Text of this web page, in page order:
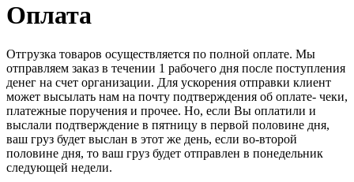
Оплата
Отгрузка товаров осуществляется по полной оплате. Мы
отправляем заказ в течении 1 рабочего дня после поступления
денег на счет организации. Для ускорения отправки клиент
может высылать нам на почту подтверждения об оплате- чеки,
платежные поручения и прочее. Но, если Вы оплатили и
выслали подтверждение в пятницу в первой половине дня,
ваш груз будет выслан в этот же день, если во-второй
половине дня, то ваш груз будет отправлен в понедельник
следующей недели.